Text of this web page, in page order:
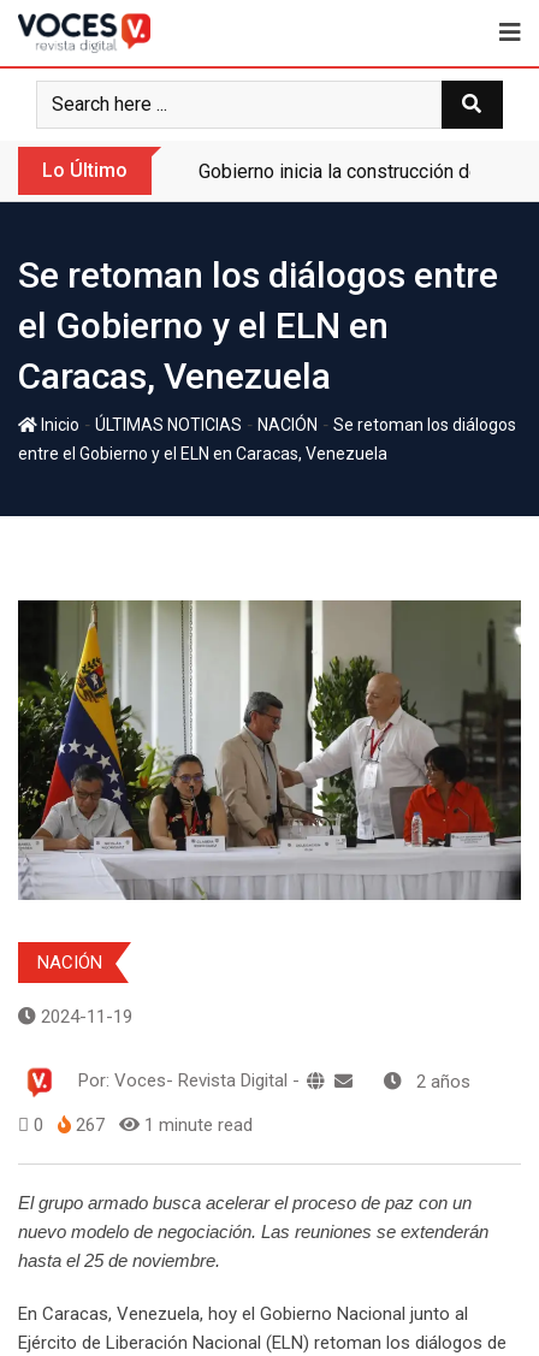
Lo Último Gobierno inicia la construcción de la
Se retoman los diálogos entre
el Gobierno y el ELN en
Caracas, Venezuela
Inicio - ÚLTIMAS NOTICIAS - NACIÓN - Se retoman los diálogos
entre el Gobierno y el ELN en Caracas, Venezuela
NACIÓN
2024-11-19
Por: Voces- Revista Digital - 2 años
0 267 1 minute read
El grupo armado busca acelerar el proceso de paz con un
nuevo modelo de negociación. Las reuniones se extenderán
hasta el 25 de noviembre.
En Caracas, Venezuela, hoy el Gobierno Nacional junto al
Ejército de Liberación Nacional (ELN) retoman los diálogos de